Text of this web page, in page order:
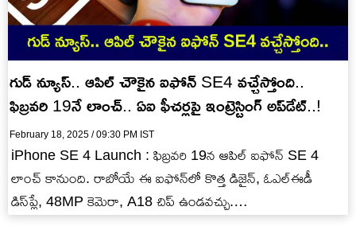
గుడ్ న్యూస్.. ఆపిల్ చౌకైన ఐఫోన్ SE4 వచ్చేస్తోంది..
ఫిబ్రవరి 19నే లాంచ్.. ఏఐ ఫీచర్లపై ఇంట్రెస్టింగ్ అప్‌‌డేట్..!
February 18, 2025 / 09:30 PM IST
iPhone SE 4 Launch : ఫిబ్రవరి 19న ఆపిల్ ఐఫోన్ SE 4
లాంచ్ కానుంది. రాబోయే ఈ ఐఫోన్‌లో కొత్త డిజైన్, ఓఎల్ఈడీ
డిస్‌ప్లే, 48MP కెమెరా, A18 చిప్ ఉండవచ్చు.…